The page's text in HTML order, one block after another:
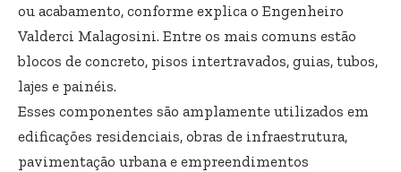
ou acabamento, conforme explica o Engenheiro
Valderci Malagosini. Entre os mais comuns estão
blocos de concreto, pisos intertravados, guias, tubos,
lajes e painéis.
Esses componentes são amplamente utilizados em
edificações residenciais, obras de infraestrutura,
pavimentação urbana e empreendimentos